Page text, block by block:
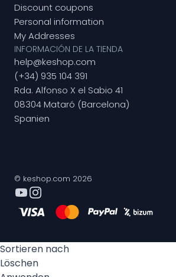
Discount coupons
Personal information
My Addresses
INFORMACIÓN DE LA TIENDA
help@keshop.com
(+34) 935 104 391
Rda. Alfonso X el Sabio 41
08304 Mataró (Barcelona)
Spanien
© keshop.com 2026
Sortieren nach
Löschen